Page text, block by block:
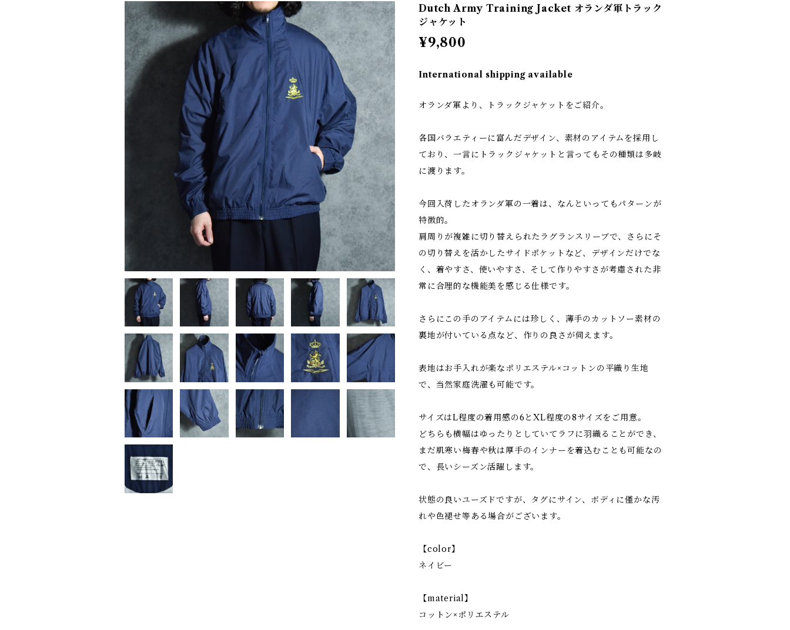
Dutch Army Training Jacket オランダ軍トラック
ジャケット
¥9,800
International shipping available
オランダ軍より、トラックジャケットをご紹介。
各国バラエティーに富んだデザイン、素材のアイテムを採用し
ており、一言にトラックジャケットと言ってもその種類は多岐
に渡ります。
今回入荷したオランダ軍の一着は、なんといってもパターンが
特徴的。
肩周りが複雑に切り替えられたラグランスリーブで、さらにそ
の切り替えを活かしたサイドポケットなど、デザインだけでな
く、着やすさ、使いやすさ、そして作りやすさが考慮された非
常に合理的な機能美を感じる仕様です。
さらにこの手のアイテムには珍しく、薄手のカットソー素材の
裏地が付いている点など、作りの良さが伺えます。
表地はお手入れが楽なポリエステル×コットンの平織り生地
で、当然家庭洗濯も可能です。
サイズはL程度の着用感の6とXL程度の8サイズをご用意。
どちらも横幅はゆったりとしていてラフに羽織ることができ、
まだ肌寒い梅春や秋は厚手のインナーを着込むことも可能なの
で、長いシーズン活躍します。
状態の良いユーズドですが、タグにサイン、ボディに僅かな汚
れや色褪せ等ある場合がございます。
【color】
ネイビー
【material】
コットン×ポリエステル